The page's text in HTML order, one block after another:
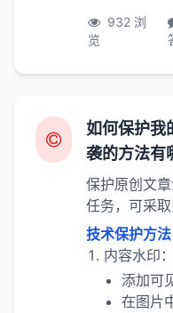
932 浏
览
如何保护我
袭的方法有
保护原创文
任务，可采取
技术保护方法
内容水印：
添加可
在图片